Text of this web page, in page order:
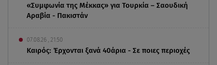
«Συμφωνία της Μέκκας» για Τουρκία – Σαουδική
Αραβία - Πακιστάν
07.08.26 , 21:50
Καιρός: Έρχονται ξανά 40άρια - Σε ποιες περιοχές